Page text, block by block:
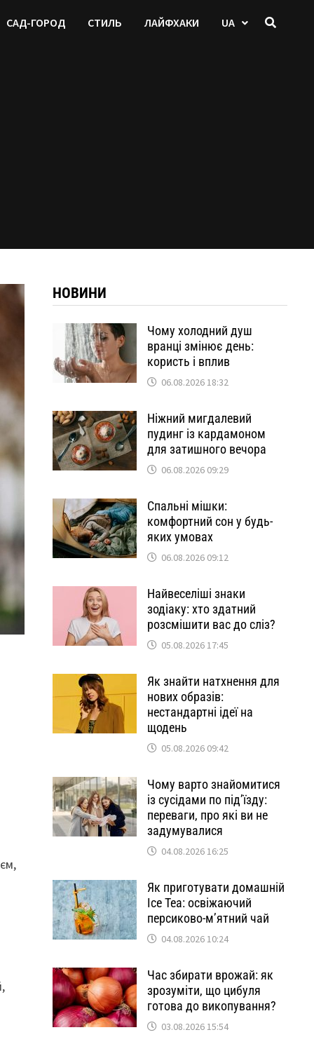
САД-ГОРОД СТИЛЬ ЛАЙФХАКИ UA
НОВИНИ
Чому холодний душ
вранці змінює день:
користь і вплив
06.08.2026 18:32
Ніжний мигдалевий
пудинг із кардамоном
для затишного вечора
06.08.2026 09:29
Спальні мішки:
комфортний сон у будь-
яких умовах
06.08.2026 09:12
Найвеселіші знаки
зодіаку: хто здатний
розсмішити вас до сліз?
05.08.2026 17:45
Як знайти натхнення для
нових образів:
нестандартні ідеї на
щодень
05.08.2026 09:42
Чому варто знайомитися
із сусідами по під’їзду:
переваги, про які ви не
задумувалися
04.08.2026 16:25
Як приготувати домашній
Ice Tea: освіжаючий
персиково-м’ятний чай
04.08.2026 10:24
Час збирати врожай: як
зрозуміти, що цибуля
готова до викопування?
03.08.2026 15:54